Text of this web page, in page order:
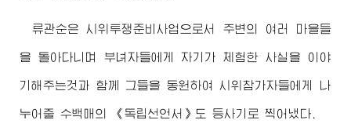
류관순은 시위투쟁준비사업으로서 주변의 여러 마을들
을 돌아다니며 부녀자들에게 자기가 체험한 사실을 이야
기해주는것과 함께 그들을 동원하여 시위참가자들에게 나
누어줄 수백매의 《독립선언서》도 등사기로 찍어냈다.